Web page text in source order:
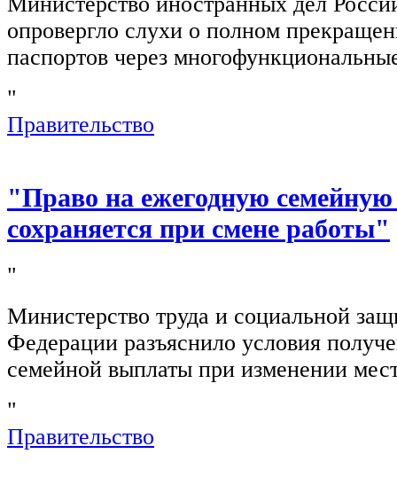
опровергло слухи о полном
паспортов через
"
Правительство
"Право на ежегодную
сохраняется при смене работы"
"
Министерство труда и социальной
Федерации разъяснило условия
семейной выплаты при изменении
"
Правительство